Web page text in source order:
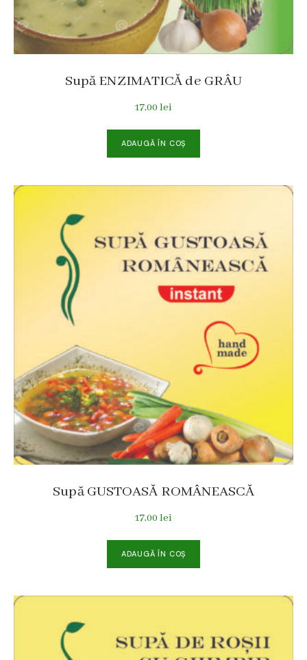
Supă ENZIMATICĂ de GRÂU
17,00lei
ADAUGĂ ÎN COȘ
Supă GUSTOASĂ ROMÂNEASCĂ
17,00lei
ADAUGĂ ÎN COȘ